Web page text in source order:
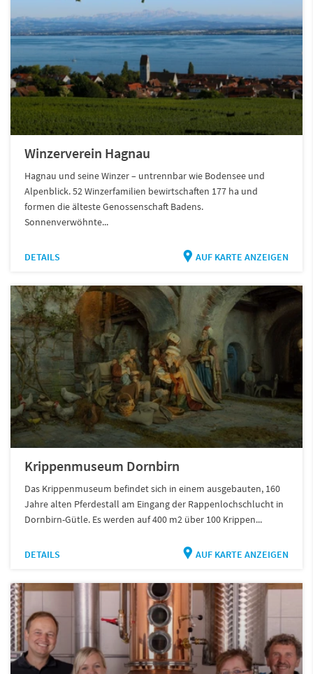
Winzerverein Hagnau
Hagnau und seine Winzer – untrennbar wie Bodensee und
Alpenblick. 52 Winzerfamilien bewirtschaften 177 ha und
formen die älteste Genossenschaft Badens.
Sonnenverwöhnte...
DETAILS AUF KARTE ANZEIGEN
Krippenmuseum Dornbirn
Das Krippenmuseum befindet sich in einem ausgebauten, 160
Jahre alten Pferdestall am Eingang der Rappenlochschlucht in
Dornbirn-Gütle. Es werden auf 400 m2 über 100 Krippen...
DETAILS AUF KARTE ANZEIGEN